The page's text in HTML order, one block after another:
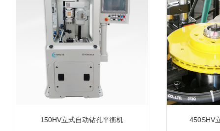
150HV立式自动钻孔平衡机 450SHV